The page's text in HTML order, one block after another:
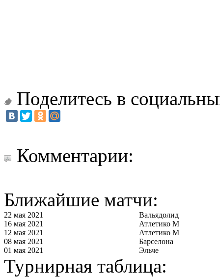
Поделитесь в
Комментарии:
Ближайшие матчи:
22 мая 2021
Вальядолид
16 мая 2021
Атлетико М
12 мая 2021
Атлетико М
08 мая 2021
Барселона
01 мая 2021
Эльче
Турнирная таблица: